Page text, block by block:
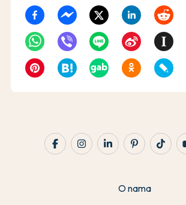
O nama